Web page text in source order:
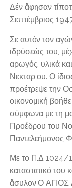
Δέν ἄφησαν
Σεπτέμβριος
Σε αυτόν τον
ιδρύσεώς του,
αρωγός, υλικά
Νεκταρίου. Ο
προέτρεψε την
οικονομική
σύμφωνα με τη
Προέδρου του
Παντελεήμονος
Με το Π.Δ 1024/
καταστατικό του
ἄσυλον Ο ΑΓΙΟΣ